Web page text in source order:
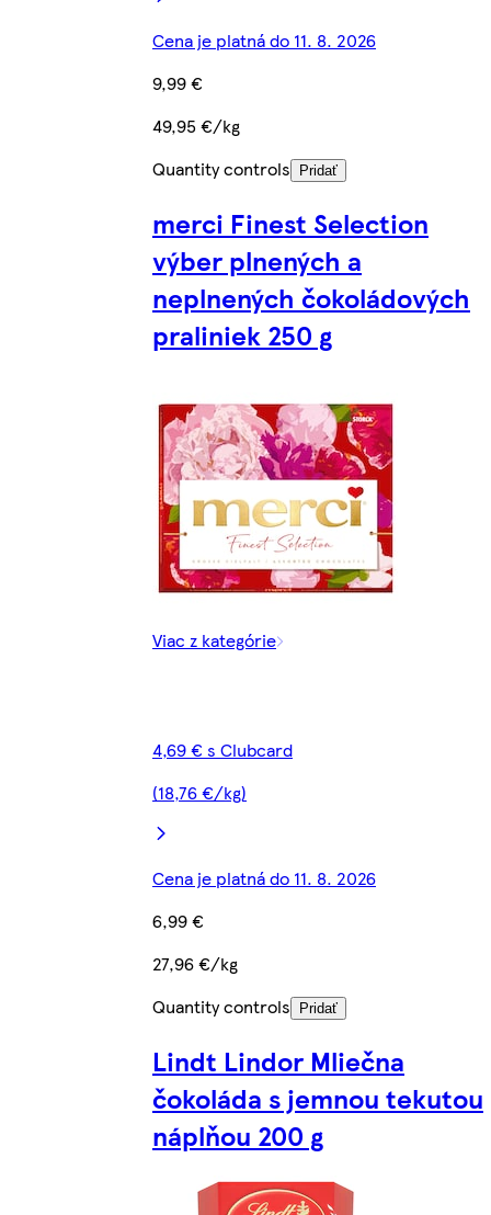
Cena je platná do 11. 8. 2026
9,99 €
49,95 €/kg
Quantity controls
Pridať
merci Finest Selection
výber plnených a
neplnených čokoládových
praliniek 250 g
Viac z kategórie
4,69 € s Clubcard
(18,76 €/kg)
Cena je platná do 11. 8. 2026
6,99 €
27,96 €/kg
Quantity controls
Pridať
Lindt Lindor Mliečna
čokoláda s jemnou tekutou
náplňou 200 g